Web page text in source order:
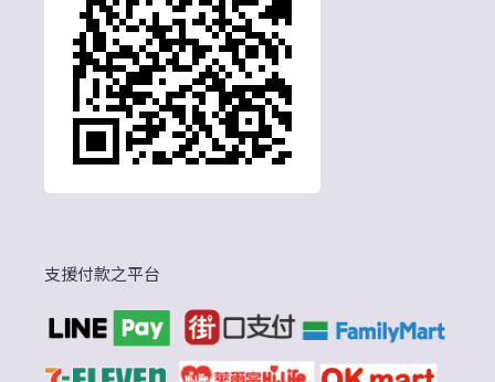
支援付款之平台